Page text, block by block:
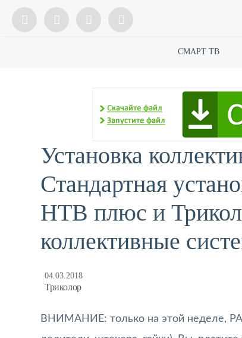
СМАРТ ТВ
Установка
Стандартная
НТВ плюс и
коллективные
04.03.2018
Триколор
ВНИМАНИЕ: только на этой неделе,